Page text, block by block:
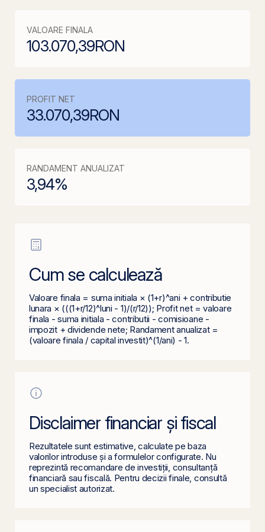
VALOARE FINALA
103.070,39RON
PROFIT NET
33.070,39RON
RANDAMENT ANUALIZAT
3,94%
Cum se calculează
Valoare finala = suma initiala × (1+r)^ani + contributie
lunara × (((1+r/12)^luni - 1)/(r/12)); Profit net = valoare
finala - suma initiala - contributii - comisioane -
impozit + dividende nete; Randament anualizat =
(valoare finala / capital investit)^(1/ani) - 1.
Disclaimer financiar și fiscal
Rezultatele sunt estimative, calculate pe baza
valorilor introduse și a formulelor configurate. Nu
reprezintă recomandare de investiții, consultanță
financiară sau fiscală. Pentru decizii finale, consultă
un specialist autorizat.